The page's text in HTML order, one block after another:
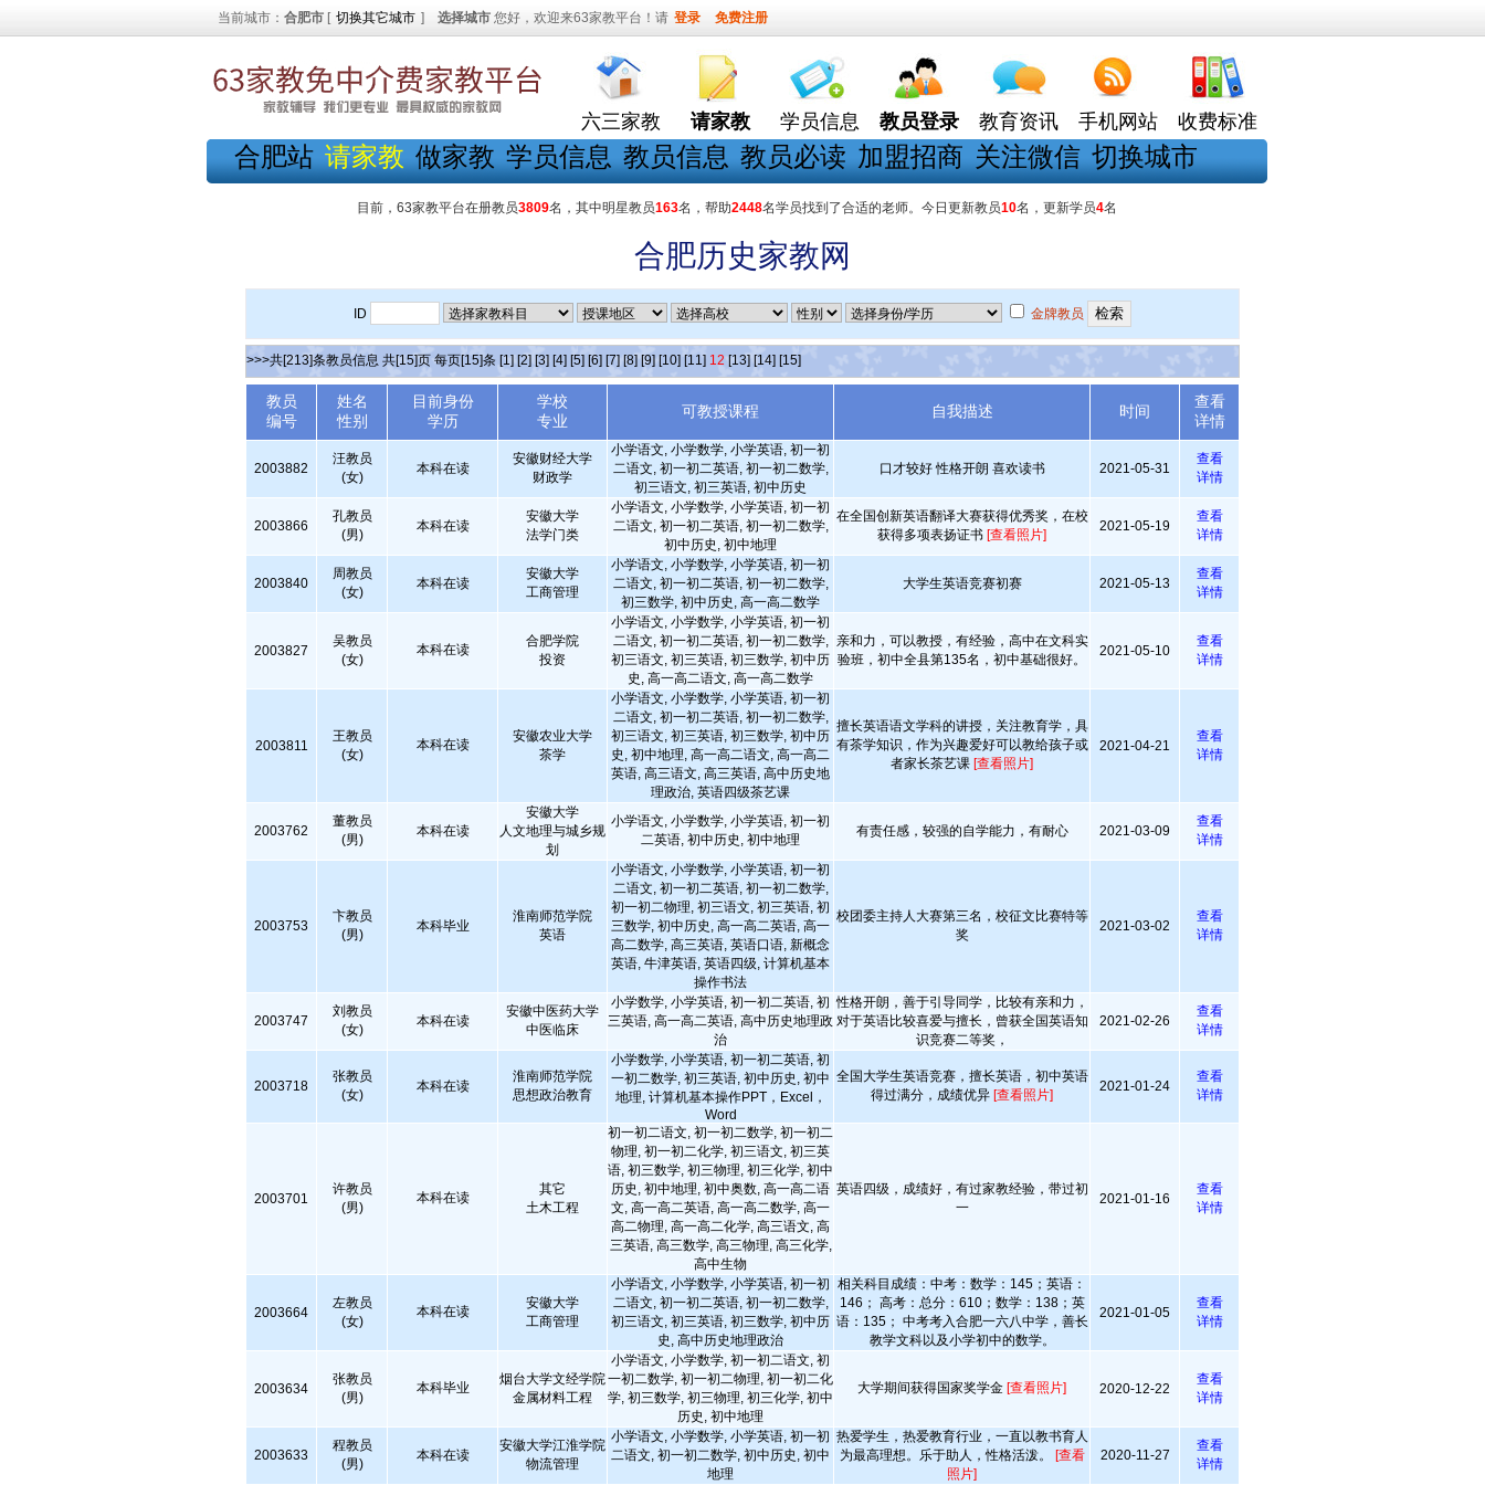
当前城市： 合肥市 [ 切换其它城市 ] 选择城市 您好，欢迎来63家教平台！请 登录 免费注册
六三家教 请家教 学员信息 教员登录 教育资讯 手机网站 收费标准
合肥站 请家教 做家教 学员信息 教员信息 教员必读 加盟招商 关注微信 切换城市
目前，63家教平台在册教员3809名，其中明星教员163名，帮助2448名学员找到了合适的老师。今日更新教员10名，更新学员4名
合肥历史家教网
ID 金牌教员
>>>共[213]条教员信息 共[15]页 每页[15]条 [1] [2] [3] [4] [5] [6] [7] [8] [9] [10] [11] 12 [13] [14] [15]
教员
编号
姓名
性别
目前身份
学历
学校
专业
可教授课程 自我描述 时间
查看
详情
2003882
汪教员
(女)
本科在读
安徽财经大学
财政学
小学语文, 小学数学, 小学英语, 初一初
二语文, 初一初二英语, 初一初二数学,
初三语文, 初三英语, 初中历史
口才较好 性格开朗 喜欢读书 2021-05-31
查看
详情
2003866
孔教员
(男)
本科在读
安徽大学
法学门类
小学语文, 小学数学, 小学英语, 初一初
二语文, 初一初二英语, 初一初二数学,
初中历史, 初中地理
在全国创新英语翻译大赛获得优秀奖，在校
获得多项表扬证书 [查看照片]
2021-05-19
查看
详情
2003840
周教员
(女)
本科在读
安徽大学
工商管理
小学语文, 小学数学, 小学英语, 初一初
二语文, 初一初二英语, 初一初二数学,
初三数学, 初中历史, 高一高二数学
大学生英语竞赛初赛 2021-05-13
查看
详情
2003827
吴教员
(女)
本科在读
合肥学院
投资
小学语文, 小学数学, 小学英语, 初一初
二语文, 初一初二英语, 初一初二数学,
初三语文, 初三英语, 初三数学, 初中历
史, 高一高二语文, 高一高二数学
亲和力，可以教授，有经验，高中在文科实
验班，初中全县第135名，初中基础很好。
2021-05-10
查看
详情
2003811
王教员
(女)
本科在读
安徽农业大学
茶学
小学语文, 小学数学, 小学英语, 初一初
二语文, 初一初二英语, 初一初二数学,
初三语文, 初三英语, 初三数学, 初中历
史, 初中地理, 高一高二语文, 高一高二
英语, 高三语文, 高三英语, 高中历史地
理政治, 英语四级茶艺课
擅长英语语文学科的讲授，关注教育学，具
有茶学知识，作为兴趣爱好可以教给孩子或
者家长茶艺课 [查看照片]
2021-04-21
查看
详情
2003762
董教员
(男)
本科在读
安徽大学
人文地理与城乡规
划
小学语文, 小学数学, 小学英语, 初一初
二英语, 初中历史, 初中地理
有责任感，较强的自学能力，有耐心 2021-03-09
查看
详情
2003753
卞教员
(男)
本科毕业
淮南师范学院
英语
小学语文, 小学数学, 小学英语, 初一初
二语文, 初一初二英语, 初一初二数学,
初一初二物理, 初三语文, 初三英语, 初
三数学, 初中历史, 高一高二英语, 高一
高二数学, 高三英语, 英语口语, 新概念
英语, 牛津英语, 英语四级, 计算机基本
操作书法
校团委主持人大赛第三名，校征文比赛特等
奖
2021-03-02
查看
详情
2003747
刘教员
(女)
本科在读
安徽中医药大学
中医临床
小学数学, 小学英语, 初一初二英语, 初
三英语, 高一高二英语, 高中历史地理政
治
性格开朗，善于引导同学，比较有亲和力，
对于英语比较喜爱与擅长，曾获全国英语知
识竞赛二等奖，
2021-02-26
查看
详情
2003718
张教员
(女)
本科在读
淮南师范学院
思想政治教育
小学数学, 小学英语, 初一初二英语, 初
一初二数学, 初三英语, 初中历史, 初中
地理, 计算机基本操作PPT，Excel，
Word
全国大学生英语竞赛，擅长英语，初中英语
得过满分，成绩优异 [查看照片]
2021-01-24
查看
详情
2003701
许教员
(男)
本科在读
其它
土木工程
初一初二语文, 初一初二数学, 初一初二
物理, 初一初二化学, 初三语文, 初三英
语, 初三数学, 初三物理, 初三化学, 初中
历史, 初中地理, 初中奥数, 高一高二语
文, 高一高二英语, 高一高二数学, 高一
高二物理, 高一高二化学, 高三语文, 高
三英语, 高三数学, 高三物理, 高三化学,
高中生物
英语四级，成绩好，有过家教经验，带过初
一
2021-01-16
查看
详情
2003664
左教员
(女)
本科在读
安徽大学
工商管理
小学语文, 小学数学, 小学英语, 初一初
二语文, 初一初二英语, 初一初二数学,
初三语文, 初三英语, 初三数学, 初中历
史, 高中历史地理政治
相关科目成绩：中考：数学：145；英语：
146； 高考：总分：610；数学：138；英
语：135； 中考考入合肥一六八中学，善长
教学文科以及小学初中的数学。
2021-01-05
查看
详情
2003634
张教员
(男)
本科毕业
烟台大学文经学院
金属材料工程
小学语文, 小学数学, 初一初二语文, 初
一初二数学, 初一初二物理, 初一初二化
学, 初三数学, 初三物理, 初三化学, 初中
历史, 初中地理
大学期间获得国家奖学金 [查看照片] 2020-12-22
查看
详情
2003633
程教员
(男)
本科在读
安徽大学江淮学院
物流管理
小学语文, 小学数学, 小学英语, 初一初
二语文, 初一初二数学, 初中历史, 初中
地理
热爱学生，热爱教育行业，一直以教书育人
为最高理想。乐于助人，性格活泼。
[查看
照片]
2020-11-27
查看
详情